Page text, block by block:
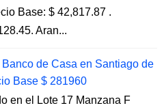
Base: $ 42,817.87 .
Aran...
de Casa en Santiago de
Base $ 281960
en el Lote 17 Manzana F